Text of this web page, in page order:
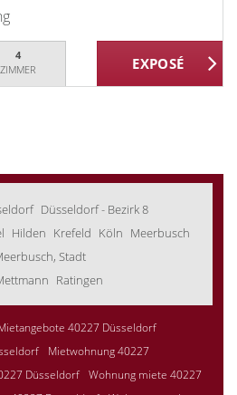
4
ZIMMER
Düsseldorf - Bezirk 8
Hilden Krefeld Köln Meerbusch
Stadt
Ratingen
40227 Düsseldorf
Mietwohnung 40227
Düsseldorf Wohnung miete 40227